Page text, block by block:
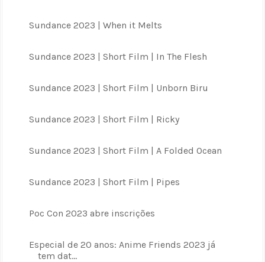
Sundance 2023 | When it Melts
Sundance 2023 | Short Film | In The Flesh
Sundance 2023 | Short Film | Unborn Biru
Sundance 2023 | Short Film | Ricky
Sundance 2023 | Short Film | A Folded Ocean
Sundance 2023 | Short Film | Pipes
Poc Con 2023 abre inscrições
Especial de 20 anos: Anime Friends 2023 já
tem dat...